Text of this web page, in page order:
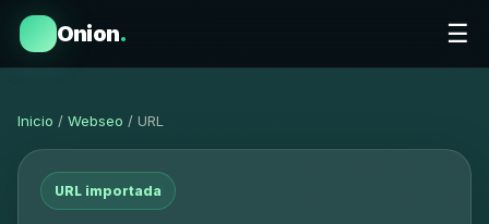
Onion. ☰
Inicio / Webseo / URL
URL importada